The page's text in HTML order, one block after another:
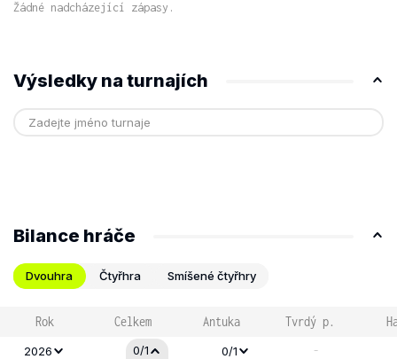
Žádné nadcházející zápasy.
Výsledky na turnajích
Bilance hráče
Dvouhra Čtyřhra Smíšené čtyřhry
Rok Celkem Antuka Tvrdý p.
2026 0/1 0/1 -